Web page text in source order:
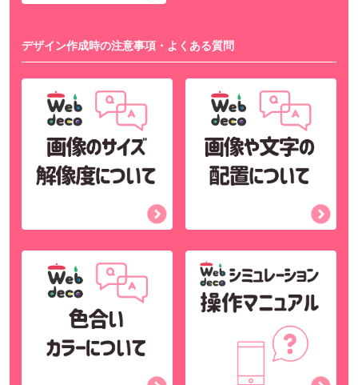
デザイン作成時の注意事項・よくある質問